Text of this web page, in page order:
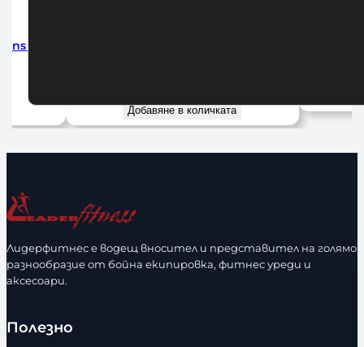
5m
Лидерфитнес е водещ вносител и представител на голямо
разнообразие от бойна екипировка, фитнес уреди и
аксесоари.
Полезно